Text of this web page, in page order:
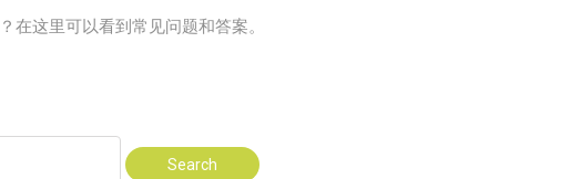
在这里可以看到常见问题和答案。
Search